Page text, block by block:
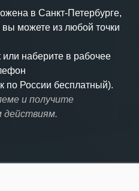
в Санкт-Петербурге,
можете из любой точки
наберите в рабочее
по России бесплатный).
и получите
действиям.